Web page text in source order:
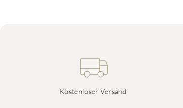
Kostenloser Versand